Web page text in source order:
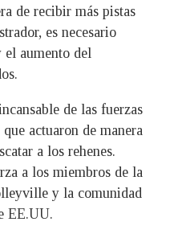
de recibir más pistas
es necesario
el aumento del
de las fuerzas
actuaron de manera
a los rehenes.
a los miembros de la
y la comunidad
EE.UU.